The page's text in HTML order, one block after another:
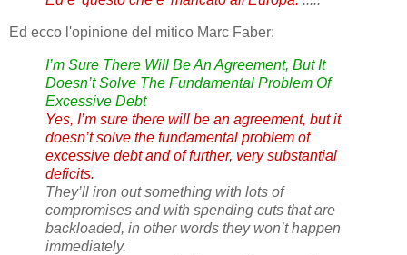
Ed ecco l'opinione del mitico Marc Faber:
I’m Sure There Will Be An Agreement, But It
Doesn’t Solve The Fundamental Problem Of
Excessive Debt
Yes, I’m sure there will be an agreement, but it
doesn’t solve the fundamental problem of
excessive debt and of further, very substantial
deficits.
They’ll iron out something with lots of
compromises and with spending cuts that are
backloaded, in other words they won’t happen
immediately.